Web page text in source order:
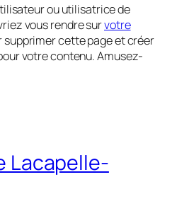
ou utilisatrice de
vous rendre survotre
supprimer cette page et créer
votre contenu. Amusez-
Lacapelle-